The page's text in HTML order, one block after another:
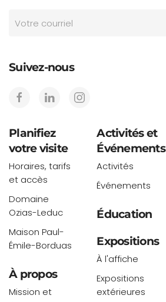
Suivez-nous
Planifiez
votre visite
Horaires, tarifs
et accès
Domaine
Ozias-Leduc
Maison Paul-
Émile-Borduas
À propos
Mission et
Activités et
Événements
Activités
Événements
Éducation
Expositions
À l'affiche
Expositions
extérieures